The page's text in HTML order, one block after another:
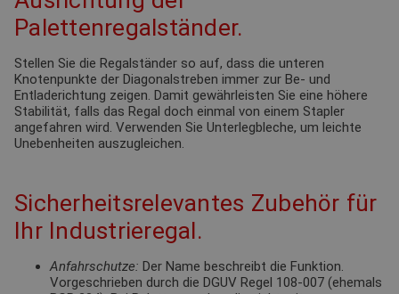
Palettenregalständer.
Stellen Sie die Regalständer so auf, dass die unteren
Knotenpunkte der Diagonalstreben immer zur Be- und
Entladerichtung zeigen. Damit gewährleisten Sie eine höhere
Stabilität, falls das Regal doch einmal von einem Stapler
angefahren wird. Verwenden Sie Unterlegbleche, um leichte
Unebenheiten auszugleichen.
Sicherheitsrelevantes Zubehör für
Ihr Industrieregal.
Anfahrschutze: Der Name beschreibt die Funktion.
Vorgeschrieben durch die DGUV Regel 108-007 (ehemals